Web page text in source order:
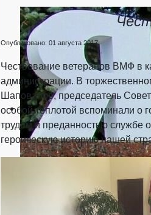
Опубликовано: 01 августа 2017
Чествование ветеранов ВМФ в
администрации. В
Шаповалов, председатель
особой теплотой вспоминали о
трудом и преданностью службе
героическую историю нашей